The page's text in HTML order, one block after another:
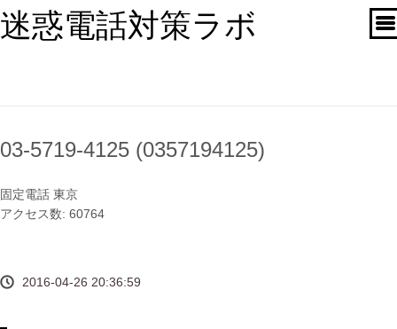
迷惑電話対策ラボ
03-5719-4125 (0357194125)
固定電話 東京
アクセス数: 60764
2016-04-26 20:36:59